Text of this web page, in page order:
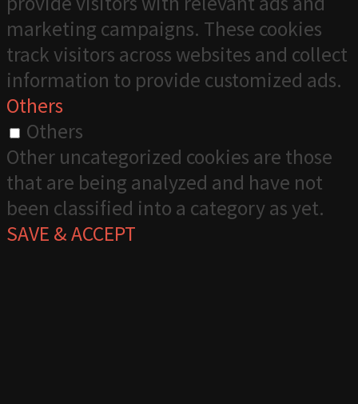
marketing campaigns. These cookies
track visitors across websites and collect
information to provide customized ads.
Others
Others
Other uncategorized cookies are those
that are being analyzed and have not
been classified into a category as yet.
SAVE & ACCEPT